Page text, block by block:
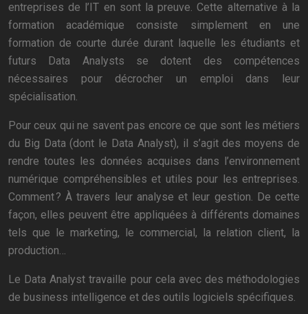
entreprises de l’IT en sont la preuve. Cette alternative à la
formation académique consiste simplement en une
formation de courte durée durant laquelle les étudiants et
futurs Data Analysts se dotent des compétences
nécessaires pour décrocher un emploi dans leur
spécialisation.
Pour ceux qui ne savent pas encore ce que sont les métiers
du Big Data (dont le Data Analyst), il s’agit des moyens de
rendre toutes les données acquises dans l’environnement
numérique compréhensibles et utiles pour les entreprises.
Comment ? À travers leur analyse et leur gestion. De cette
façon, elles peuvent être appliquées à différents domaines
tels que le marketing, le commercial, la relation client, la
production…
Le Data Analyst travaille pour cela avec des méthodologies
de business intelligence et des outils logiciels spécifiques.